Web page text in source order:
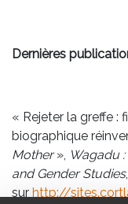
Dernières
« Rejeter la greffe :
biographique
Mother», Wagadu
and Gender Studies
sur http://